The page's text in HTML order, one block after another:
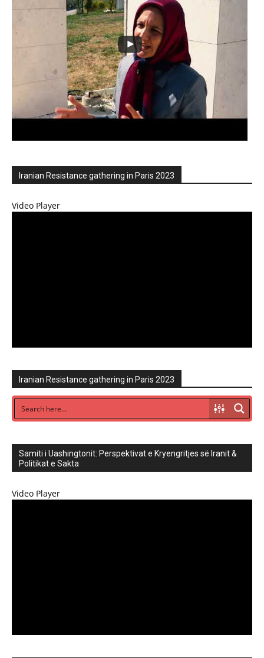
Iranian Resistance gathering in Paris 2023
Video Player
Iranian Resistance gathering in Paris 2023
Samiti i Uashingtonit: Perspektivat e Kryengritjes së Iranit &
Politikat e Sakta
Video Player